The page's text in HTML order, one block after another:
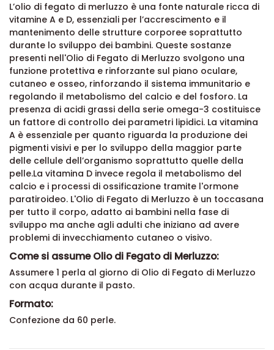
L’olio di fegato di merluzzo è una fonte naturale ricca di
vitamine A e D, essenziali per l’accrescimento e il
mantenimento delle strutture corporee soprattutto
durante lo sviluppo dei bambini. Queste sostanze
presenti nell'Olio di Fegato di Merluzzo svolgono una
funzione protettiva e rinforzante sul piano oculare,
cutaneo e osseo, rinforzando il sistema immunitario e
regolando il metabolismo del calcio e del fosforo. La
presenza di acidi grassi della serie omega-3 costituisce
un fattore di controllo dei parametri lipidici. La vitamina
A è essenziale per quanto riguarda la produzione dei
pigmenti visivi e per lo sviluppo della maggior parte
delle cellule dell’organismo soprattutto quelle della
pelle.La vitamina D invece regola il metabolismo del
calcio e i processi di ossificazione tramite l'ormone
paratiroideo. L'Olio di Fegato di Merluzzo è un toccasana
per tutto il corpo, adatto ai bambini nella fase di
sviluppo ma anche agli adulti che iniziano ad avere
problemi di invecchiamento cutaneo o visivo.
Come si assume Olio di Fegato di Merluzzo:
Assumere 1 perla al giorno di Olio di Fegato di Merluzzo
con acqua durante il pasto.
Formato:
Confezione da 60 perle.